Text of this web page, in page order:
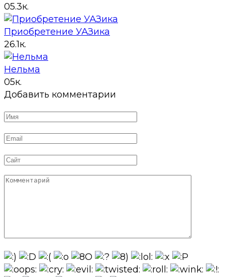
05.3к.
Приобретение УАЗика
26.1к.
Нельма
05к.
Добавить комментарии
Имя
Email
Сайт
Комментарий